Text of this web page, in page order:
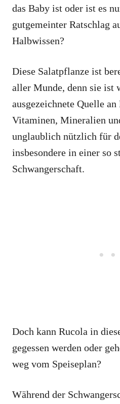
das Baby ist oder ist es
gutgemeinter Ratschlag
Halbwissen?
Diese Salatpflanze ist
aller Munde, denn sie ist
ausgezeichnete Quelle
Vitaminen, Mineralien
unglaublich nützlich für
insbesondere in einer so
Schwangerschaft.
Doch kann Rucola in
gegessen werden oder
weg vom Speiseplan?
Während der